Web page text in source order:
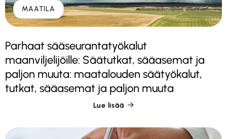
MAATILA
Parhaat sääseurantatyökalut
maanviljelijöille: Säätutkat, sääasemat ja
paljon muuta: maatalouden säätyökalut,
tutkat, sääasemat ja paljon muuta
Lue lisää 